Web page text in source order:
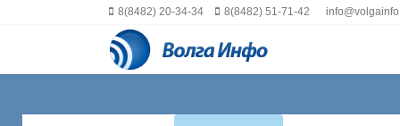
8(8482) 20-34-34 8(8482) 51-71-42